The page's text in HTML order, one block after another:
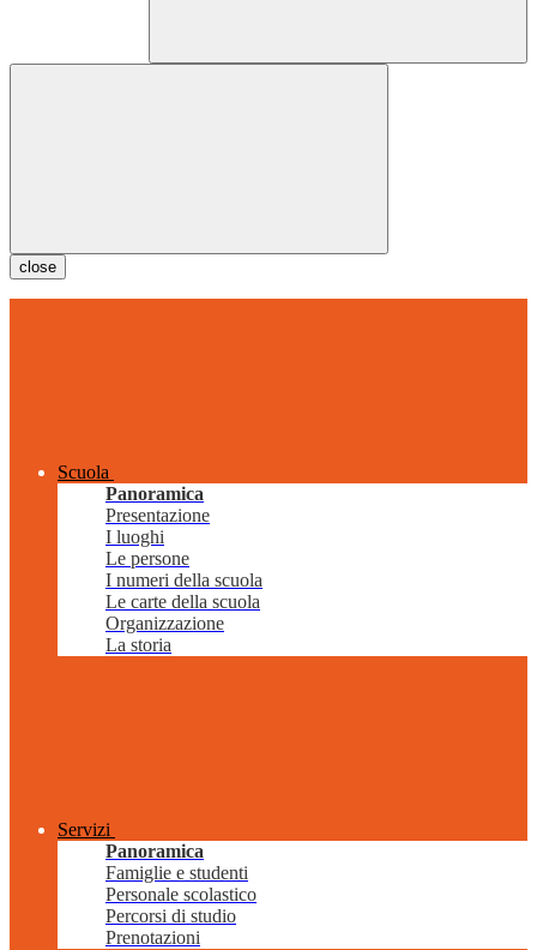
close
Scuola
Panoramica
Presentazione
I luoghi
Le persone
I numeri della scuola
Le carte della scuola
Organizzazione
La storia
Servizi
Panoramica
Famiglie e studenti
Personale scolastico
Percorsi di studio
Prenotazioni